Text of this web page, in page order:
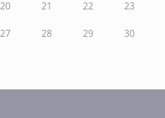
20 21 22 23
27 28 29 30